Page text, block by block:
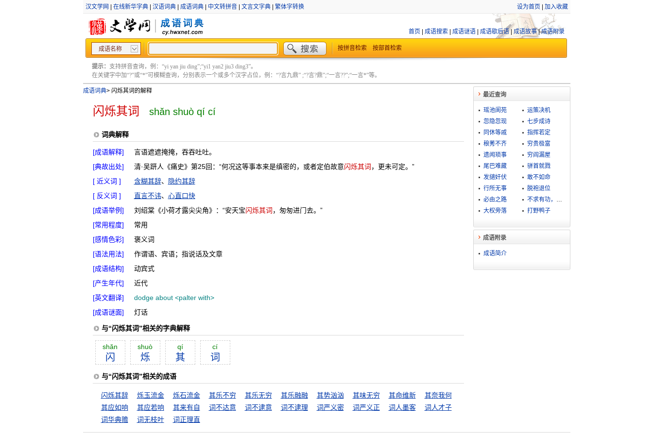
汉文学网 在线新华字典| 汉语词典| 成语词典| 中文转拼音| 文言文字典| 繁体字转换 设为首页 加入收藏
首页 成语搜索| 成语谜语| 成语歇后语| 成语故事|成语附录
成语名称 按拼音检索 按部首检索
提示： 支持拼音查询，例：“yi yan jiu ding”;“yi1 yan2 jiu3 ding3”。
在关键字中加“?”或“*”可模糊查询，分别表示一个或多个汉字占位，例：“?言九鼎” ;“?言?鼎”;“一言??”;“一言*”等。
成语词典>闪烁其词的解释
闪烁其词 shǎn shuò qí cí
词典解释
[成语解释]
言语遮遮掩掩，吞吞吐吐。
[典故出处]
清·吴趼人《痛史》第25回：“何况这等事本来是缜密的，或者定伯故意闪烁其词 ，更未可定。”
[ 近义词 ]
含糊其辞、
隐约其辞
[ 反义词 ]
直言不讳、 心直口快
[成语举例]
刘绍棠《小荷才露尖尖角》：“安天宝闪烁其词 ，匆匆进门去。”
[常用程度]
常用
[感情色彩]
褒义词
[语法用法]
作谓语、宾语；指说话及文章
[成语结构]
动宾式
[产生年代]
近代
[英文翻译]
dodge about <palter with>
[成语谜面]
灯话
与“闪烁其词”相关的字典解释
shăn
闪
shuò
烁
qí
其
cí
词
与“闪烁其词”相关的成语
闪烁其辞 烁玉流金 烁石流金 其乐不穷 其乐无穷 其乐融融 其势汹汹 其味无穷 其命维新
其奈我何
其应如响
其应若响 其来有自 词不达意 词不逮意 词不逮理 词严义密 词严义正 词人墨客
词人才子
词华典赡
词无枝叶 词正理直
最近查询
瑶池阆苑
运策决机
忽隐忽现
七步成诗
同休等戚
指挥若定
稂莠不齐
穷贵极富
遗闻琐事
穷阎漏屋
尾巴难藏
骈首就戮
发擿奸伏
敢不如命
行所无事
脱袍退位
必由之路
不求有功，但求无过
大权旁落
打野鸭子
成语附录
成语简介